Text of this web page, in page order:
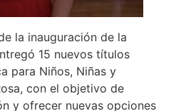
la inauguración de la
15 nuevos títulos
para Niños, Niñas y
con el objetivo de
y ofrecer nuevas opciones